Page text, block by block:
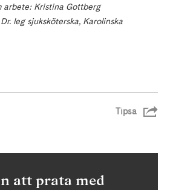
arbete: Kristina Gottberg
leg sjuksköterska, Karolinska
Tipsa
att prata med